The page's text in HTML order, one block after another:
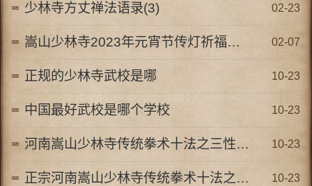
少林寺方丈禅法语录(3) 02-23
嵩山少林寺2023年元宵节传灯祈福法会 02-07
正规的少林寺武校是哪 10-23
中国最好武校是哪个学校 10-23
河南嵩山少林寺传统拳术十法之三性调养法 10-23
正宗河南嵩山少林寺传统拳术十法之内劲法 10-23